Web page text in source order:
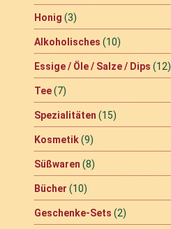
Honig (3)
Alkoholisches (10)
Essige / Öle / Salze / Dips (12)
Tee (7)
Spezialitäten (15)
Kosmetik (9)
Süßwaren (8)
Bücher (10)
Geschenke-Sets (2)